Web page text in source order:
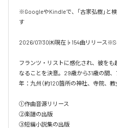
※GoogleやKindleで、「古家弘樹」と
す
2026/07/30㈭現在♭154曲リリース
フランツ・リストに感化され、彼を
なることを決意。29歳から31歳の間
年：九州（約120箇所の神社、寺院、教
①作曲音源リリース
②楽譜の出版
③短編小説集の出版